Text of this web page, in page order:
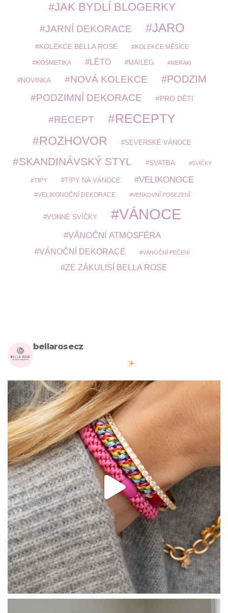
JAK BYDLÍ BLOGERKY
JARNÍ DEKORACE JARO
KOLEKCE BELLA ROSE KOLEKCE MĚSÍCE
KOSMETIKA LÉTO MAILEG MERAKI
NOVINKA NOVÁ KOLEKCE PODZIM
PODZIMNÍ DEKORACE PRO DĚTI
RECEPT RECEPTY
ROZHOVOR SEVERSKÉ VÁNOCE
SKANDINÁVSKÝ STYL SVATBA SVÍČKY
TIPY TIPY NA VÁNOCE VELIKONOCE
VELIKONOČNÍ DEKORACE VENKOVNÍ POSEZENÍ
VONNÉ SVÍČKY VÁNOCE
VÁNOČNÍ ATMOSFÉRA
VÁNOČNÍ DEKORACE VÁNOČNÍ PEČENÍ
ZE ZÁKULISÍ BELLA ROSE
bellarosecz